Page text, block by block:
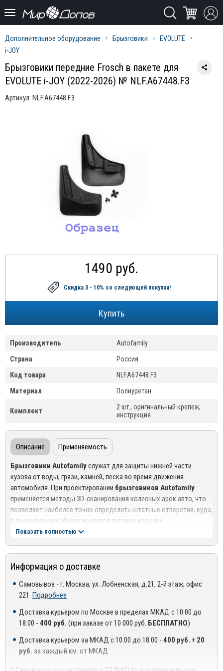
Дополнительное оборудование Брызговики
EVOLUTE
i-JOY
Брызговики передние Frosch в пакете для
EVOLUTE i-JOY (2022-2026) № NLF.A67448.F3
Артикул: NLF.A67448.F3
1490 руб.
Скидка 3 - 10% со следующей покупки!
Производитель
Autofamily
Страна
Россия
Код товара
NLF.A67448.F3
Материал
Полиуретан
Комплект
2 шт., оригинальный крепеж,
инструкция
Описание Применяемость
Брызговики Autofamilyслужат для защиты нижней части
кузова от воды, грязи, камней, песка во время движения
автомобиля. При проектировании брызговиков Autofamily
применяется методы 3D-сканирования колесных арок авто, что
позволяет наиболее точно определить штатные отверстия, куда,
в последующем, будет крепится готовое изделие.
экологически чистого материала - Термоэластопласта, который
Экологическая безопастность
Устойчивость к перепадам температур (от -50С до +50С)
Устойчивость к ультрафиолету
Установка брызговиков не займет у вас много времени. В
комплекте поставки идет крепеж, который надежно
обеспечивает фиксацию. В процессе установки используются
Показать полностью
Информация о доставке
Самовывоз - г. Москва, ул. Лобненская, д.21, 2-й этаж, офис
221. Подробнее
Доставка курьером по Москве в пределах МКАД с 10:00 до
18:00 - 400 руб. (при заказе от 10 000 руб. БЕСПЛАТНО)
Доставка курьером за МКАД с 10:00 до 18:00 - 400 руб. + 20
руб. за каждый км. от МКАД